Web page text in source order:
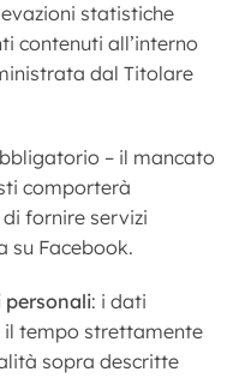
statistiche
contenuti all’interno
dal Titolare
– il mancato
comporterà
fornire servizi
su Facebook.
personali: i dati
tempo strettamente
sopra descritte